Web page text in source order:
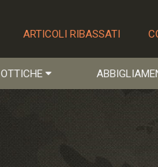
ARTICOLI RIBASSATI
OTTICHE